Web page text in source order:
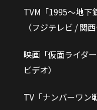
TVM「1995～地下
（フジテレビ / 関西
映画「仮面ライダ
ビデオ）
TV「ナンバーワン